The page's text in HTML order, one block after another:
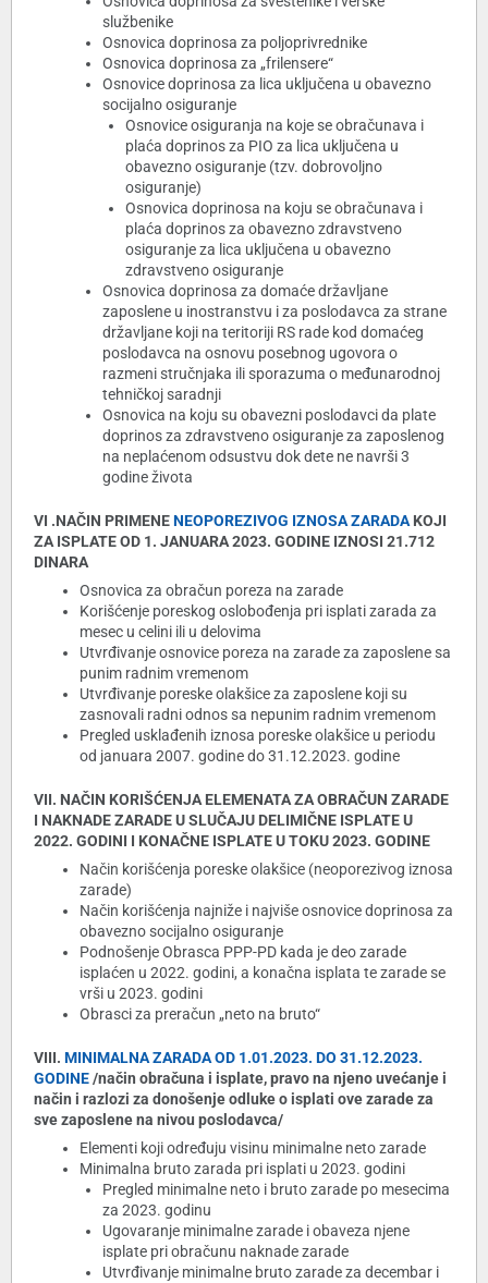
službenike
Osnovica doprinosa za poljoprivrednike
Osnovica doprinosa za „frilensere“
Osnovice doprinosa za lica uključena u obavezno
socijalno osiguranje
Osnovice osiguranja na koje se obračunava i
plaća doprinos za PIO za lica uključena u
obavezno osiguranje (tzv. dobrovoljno
osiguranje)
Osnovica doprinosa na koju se obračunava i
plaća doprinos za obavezno zdravstveno
osiguranje za lica uključena u obavezno
zdravstveno osiguranje
Osnovica doprinosa za domaće državljane
zaposlene u inostranstvu i za poslodavca za strane
državljane koji na teritoriji RS rade kod domaćeg
poslodavca na osnovu posebnog ugovora o
razmeni stručnjaka ili sporazuma o međunarodnoj
tehničkoj saradnji
Osnovica na koju su obavezni poslodavci da plate
doprinos za zdravstveno osiguranje za zaposlenog
na neplaćenom odsustvu dok dete ne navrši 3
godine života
VI .NAČIN PRIMENENEOPOREZIVOG IZNOSA ZARADAKOJI
ZA ISPLATE OD 1. JANUARA 2023. GODINE IZNOSI 21.712
DINARA
Osnovica za obračun poreza na zarade
Korišćenje poreskog oslobođenja pri isplati zarada za
mesec u celini ili u delovima
Utvrđivanje osnovice poreza na zarade za zaposlene sa
punim radnim vremenom
Utvrđivanje poreske olakšice za zaposlene koji su
zasnovali radni odnos sa nepunim radnim vremenom
Pregled usklađenih iznosa poreske olakšice u periodu
od januara 2007. godine do 31.12.2023. godine
VII. NAČIN KORIŠĆENJA ELEMENATA ZA OBRAČUN ZARADE
I NAKNADE ZARADE U SLUČAJU DELIMIČNE ISPLATE U
2022. GODINI I KONAČNE ISPLATE U TOKU 2023. GODINE
Način korišćenja poreske olakšice (neoporezivog iznosa
zarade)
Način korišćenja najniže i najviše osnovice doprinosa za
obavezno socijalno osiguranje
Podnošenje Obrasca PPP-PD kada je deo zarade
isplaćen u 2022. godini, a konačna isplata te zarade se
vrši u 2023. godini
Obrasci za preračun „neto na bruto“
VIII. MINIMALNA ZARADA OD 1.01.2023. DO 31.12.2023.
GODINE/način obračuna i isplate, pravo na njeno uvećanje i
način i razlozi za donošenje odluke o isplati ove zarade za
sve zaposlene na nivou poslodavca/
Elementi koji određuju visinu minimalne neto zarade
Minimalna bruto zarada pri isplati u 2023. godini
Pregled minimalne neto i bruto zarade po mesecima
za 2023. godinu
Ugovaranje minimalne zarade i obaveza njene
isplate pri obračunu naknade zarade
Utvrđivanje minimalne bruto zarade za decembar i